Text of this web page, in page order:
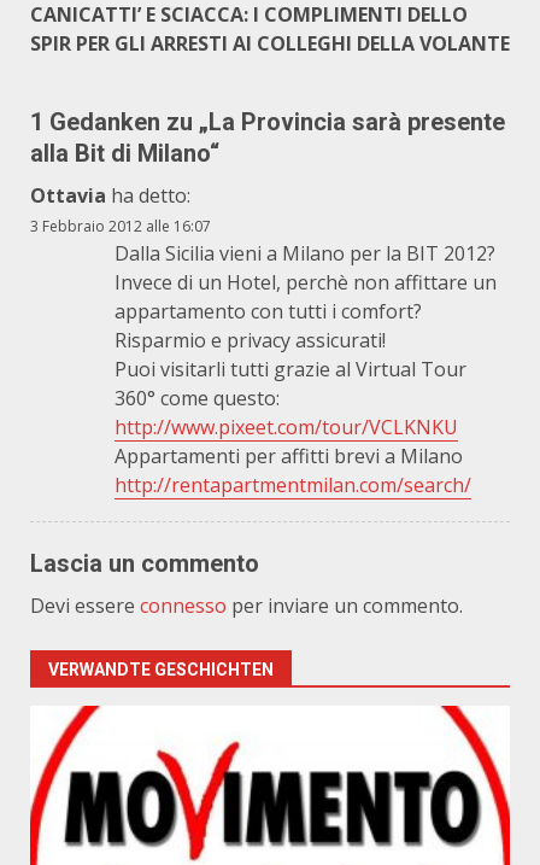
CANICATTI’ E SCIACCA: I COMPLIMENTI DELLO
SPIR PER GLI ARRESTI AI COLLEGHI DELLA VOLANTE
1 Gedanken zu „La Provincia sarà presente
alla Bit di Milano“
Ottavia ha detto:
3 Febbraio 2012 alle 16:07
Dalla Sicilia vieni a Milano per la BIT 2012?
Invece di un Hotel, perchè non affittare un
appartamento con tutti i comfort?
Risparmio e privacy assicurati!
Puoi visitarli tutti grazie al Virtual Tour
360° come questo:
http://www.pixeet.com/tour/VCLKNKU
Appartamenti per affitti brevi a Milano
http://rentapartmentmilan.com/search/
Lascia un commento
Devi essere connesso per inviare un commento.
VERWANDTE GESCHICHTEN